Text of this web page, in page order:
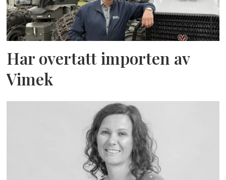
Har overtatt importen av
Vimek